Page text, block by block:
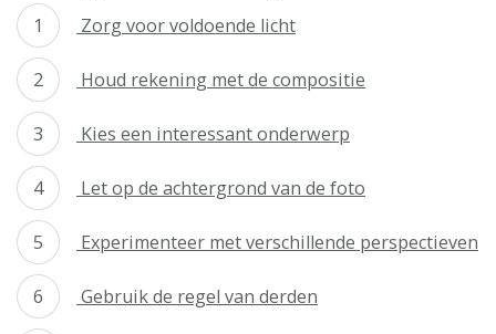
Zorg voor voldoende licht
Houd rekening met de compositie
Kies een interessant onderwerp
Let op de achtergrond van de foto
Experimenteer met verschillende perspectieven
Gebruik de regel van derden